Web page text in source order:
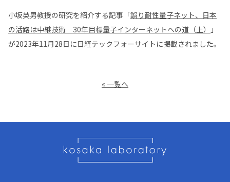
小坂英男教授の研究を紹介する記事「誤り耐性量子ネット、日本
の活路は中継技術 30年目標量子インターネットへの道（上）
」
が2023年11月28日に日経テックフォーサイトに掲載されました。
« 一覧へ